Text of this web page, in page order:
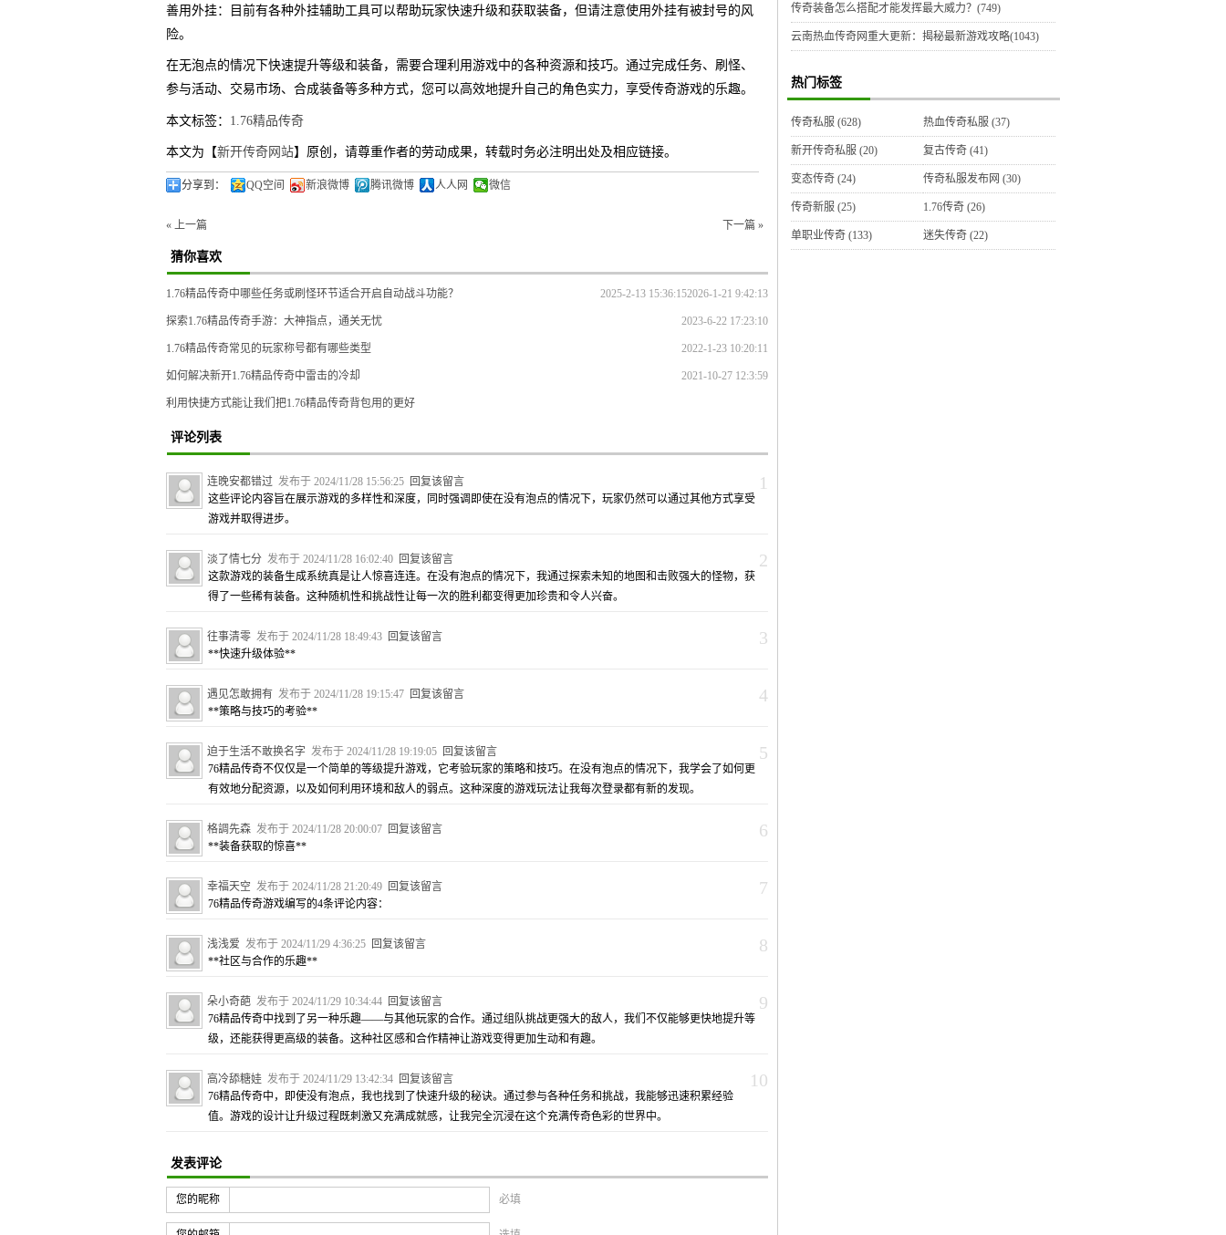
善用外挂：目前有各种外挂辅助工具可以帮助玩家快速升级和获取装备，但请注意使用外挂有被封号的风
险。
在无泡点的情况下快速提升等级和装备，需要合理利用游戏中的各种资源和技巧。通过完成任务、刷怪、
参与活动、交易市场、合成装备等多种方式，您可以高效地提升自己的角色实力，享受传奇游戏的乐趣。
本文标签： 1.76精品传奇
本文为【新开传奇网站】原创，请尊重作者的劳动成果，转载时务必注明出处及相应链接。
分享到： QQ空间 新浪微博 腾讯微博 人人网 微信
« 上一篇 下一篇 »
猜你喜欢
2026-1-21 9:42:13
1.76精品传奇中哪些任务或刷怪环节适合开启自动战斗功能？ 2025-2-13 15:36:15
探索1.76精品传奇手游：大神指点，通关无忧 2023-6-22 17:23:10
1.76精品传奇常见的玩家称号都有哪些类型 2022-1-23 10:20:11
如何解决新开1.76精品传奇中雷击的冷却 2021-10-27 12:3:59
利用快捷方式能让我们把1.76精品传奇背包用的更好
评论列表
1
连晚安都错过 发布于 2024/11/28 15:56:25 回复该留言
这些评论内容旨在展示游戏的多样性和深度，同时强调即使在没有泡点的情况下，玩家仍然可以通过其他方式享受
游戏并取得进步。
2
淡了情七分 发布于 2024/11/28 16:02:40 回复该留言
这款游戏的装备生成系统真是让人惊喜连连。在没有泡点的情况下，我通过探索未知的地图和击败强大的怪物，获
得了一些稀有装备。这种随机性和挑战性让每一次的胜利都变得更加珍贵和令人兴奋。
3
往事清零 发布于 2024/11/28 18:49:43 回复该留言
**快速升级体验**
4
遇见怎敢拥有 发布于 2024/11/28 19:15:47 回复该留言
**策略与技巧的考验**
5
迫于生活不敢换名字 发布于 2024/11/28 19:19:05 回复该留言
76精品传奇不仅仅是一个简单的等级提升游戏，它考验玩家的策略和技巧。在没有泡点的情况下，我学会了如何更
有效地分配资源，以及如何利用环境和敌人的弱点。这种深度的游戏玩法让我每次登录都有新的发现。
6
格調先森 发布于 2024/11/28 20:00:07 回复该留言
**装备获取的惊喜**
7
幸福天空 发布于 2024/11/28 21:20:49 回复该留言
76精品传奇游戏编写的4条评论内容：
8
浅浅爱 发布于 2024/11/29 4:36:25 回复该留言
**社区与合作的乐趣**
9
朵小奇葩 发布于 2024/11/29 10:34:44 回复该留言
76精品传奇中找到了另一种乐趣——与其他玩家的合作。通过组队挑战更强大的敌人，我们不仅能够更快地提升等
级，还能获得更高级的装备。这种社区感和合作精神让游戏变得更加生动和有趣。
10
高冷舔糖娃 发布于 2024/11/29 13:42:34 回复该留言
76精品传奇中，即使没有泡点，我也找到了快速升级的秘诀。通过参与各种任务和挑战，我能够迅速积累经验
值。游戏的设计让升级过程既刺激又充满成就感，让我完全沉浸在这个充满传奇色彩的世界中。
发表评论
您的昵称 必填
传奇装备怎么搭配才能发挥最大威力？(749)
云南热血传奇网重大更新：揭秘最新游戏攻略(1043)
热门标签
传奇私服 (628) 热血传奇私服 (37)
新开传奇私服 (20) 复古传奇 (41)
变态传奇 (24) 传奇私服发布网 (30)
传奇新服 (25) 1.76传奇 (26)
单职业传奇 (133) 迷失传奇 (22)